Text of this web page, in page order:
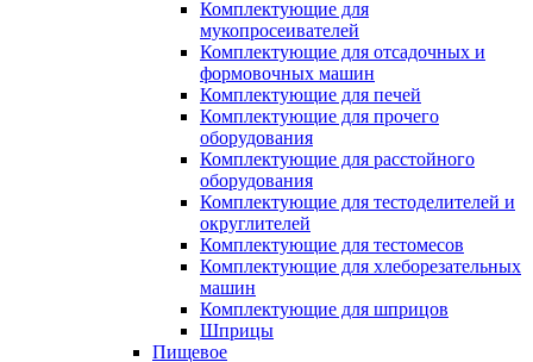
Комплектующие для
мукопросеивателей
Комплектующие для отсадочных и
формовочных машин
Комплектующие для печей
Комплектующие для прочего
оборудования
Комплектующие для расстойного
оборудования
Комплектующие для тестоделителей и
округлителей
Комплектующие для тестомесов
Комплектующие для хлеборезательных
машин
Комплектующие для шприцов
Шприцы
Пищевое